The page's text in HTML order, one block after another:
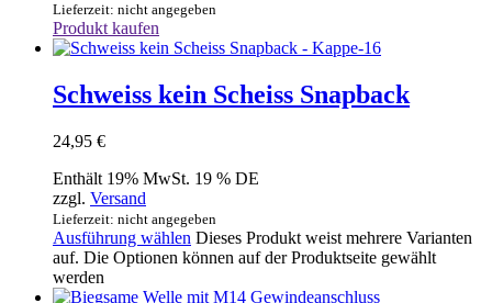
Lieferzeit: nicht angegeben
Produkt kaufen
Schweiss kein Scheiss Snapback
24,95 €
Enthält 19% MwSt. 19 % DE
zzgl. Versand
Lieferzeit: nicht angegeben
Ausführung wählen Dieses Produkt weist mehrere Varianten
auf. Die Optionen können auf der Produktseite gewählt
werden